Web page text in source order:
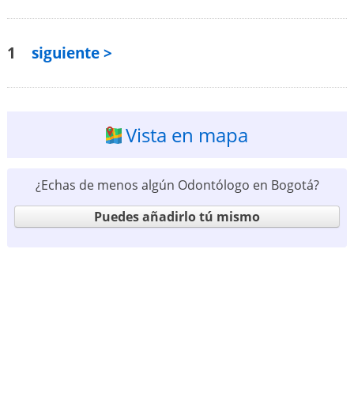
1 siguiente >
Vista en mapa
¿Echas de menos algún Odontólogo en Bogotá?
Puedes añadirlo tú mismo